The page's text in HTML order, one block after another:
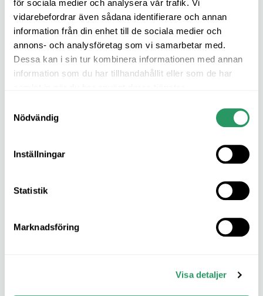
för sociala medier och analysera vår trafik. Vi
vidarebefordrar även sådana identifierare och annan
information från din enhet till de sociala medier och
annons- och analysföretag som vi samarbetar med.
Dessa kan i sin tur kombinera informationen med annan
information som du har tillhandahållit eller som de har
Nödvändig
Inställningar
Statistik
Marknadsföring
Visa detaljer
Meligo!
Vi har ett erbjudande för er! Detta består i ett helt
års nyttjande av Nya SIP-kollen för 10.000 kr,
efter en fri prova på-månad.
”Det finns alltså pengar att tjäna”